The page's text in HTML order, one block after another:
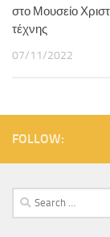
στο Μουσείο
τέχνης
07/11/2022
FOLLOW: